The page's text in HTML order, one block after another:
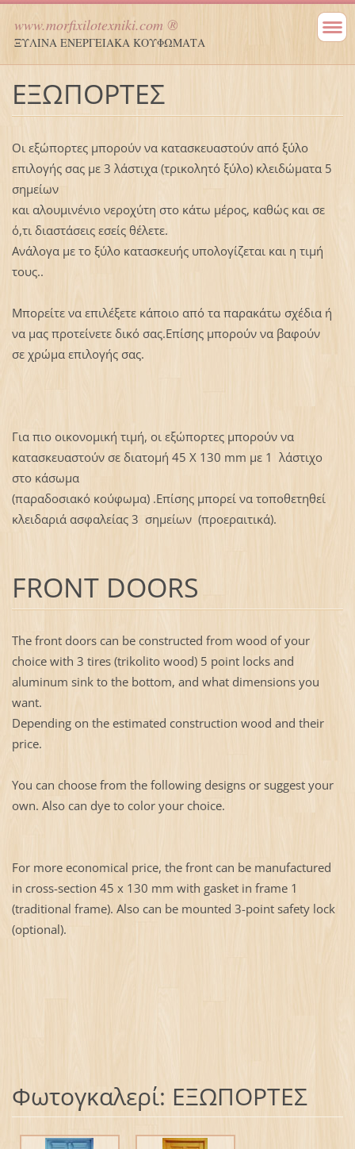
www.morfixilotexniki.com ®
ΞΥΛΙΝΑ ΕΝΕΡΓΕΙΑΚΑ ΚΟΥΦΩΜΑΤΑ
ΕΞΩΠΟΡΤΕΣ
Οι εξώπορτες μπορούν να κατασκευαστούν από ξύλο
επιλογής σας με 3 λάστιχα (τρικολητό ξύλο) κλειδώματα 5
σημείων
και αλουμινένιο νεροχύτη στο κάτω μέρος, καθώς και σε
ό,τι διαστάσεις εσείς θέλετε.
Ανάλογα με το ξύλο κατασκευής υπολογίζεται και η τιμή
τους..
Μπορείτε να επιλέξετε κάποιο από τα παρακάτω σχέδια ή
να μας προτείνετε δικό σας.Επίσης μπορούν να βαφούν
σε χρώμα επιλογής σας.
Για πιο οικονομική τιμή, οι εξώπορτες μπορούν να
κατασκευαστούν σε διατομή 45 Χ 130 mm με 1 λάστιχο
στο κάσωμα
(παραδοσιακό κούφωμα) .Επίσης μπορεί να τοποθετηθεί
κλειδαριά ασφαλείας 3 σημείων (προεραιτικά).
FRONT DOORS
The front doors can be constructed from wood of your
choice with 3 tires (trikolito wood) 5 point locks and
aluminum sink to the bottom, and what dimensions you
want.
Depending on the estimated construction wood and their
price.
You can choose from the following designs or suggest your
own. Also can dye to color your choice.
For more economical price, the front can be manufactured
in cross-section 45 x 130 mm with gasket in frame 1
(traditional frame). Also can be mounted 3-point safety lock
(optional).
Φωτογκαλερί: ΕΞΩΠΟΡΤΕΣ